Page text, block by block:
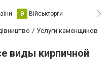
В Військторги
Услуги каменщиков
виды кирпичной